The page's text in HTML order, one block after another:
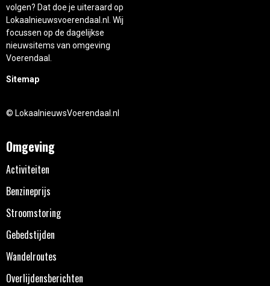
volgen? Dat doe je uiteraard op
Lokaalnieuwsvoerendaal.nl. Wij
focussen op de dagelijkse
nieuwsitems van omgeving
Voerendaal.
Sitemap
© LokaalnieuwsVoerendaal.nl
Omgeving
Activiteiten
Benzineprijs
Stroomstoring
Gebedstijden
Wandelroutes
Overlijdensberichten